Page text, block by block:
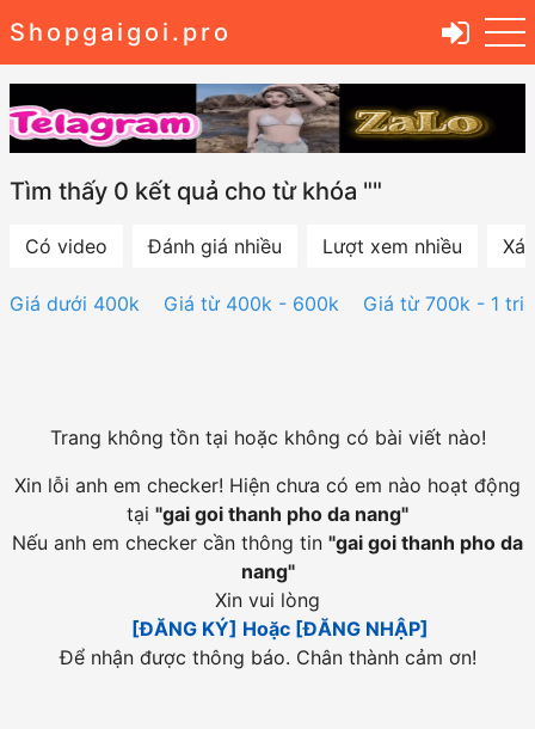
Shopgaigoi.pro
Tìm thấy 0 kết quả cho từ khóa ""
Có video Đánh giá nhiều Lượt xem nhiều
Giá dưới 400k Giá từ 400k - 600k Giá từ 700k - 1
Trang không tồn tại hoặc không có bài viết nào!
Xin lỗi anh em checker! Hiện chưa có em nào hoạt động
tại "gai goi thanh pho da nang"
Nếu anh em checker cần thông tin "gai goi thanh pho da
nang"
Xin vui lòng
[ĐĂNG KÝ] Hoặc [ĐĂNG NHẬP]
Để nhận được thông báo. Chân thành cảm ơn!